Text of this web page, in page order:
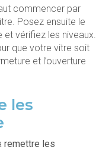
commencer par
Posez ensuite le
vérifiez les niveaux.
que votre vitre soit
et l’ouverture
les
remettre les